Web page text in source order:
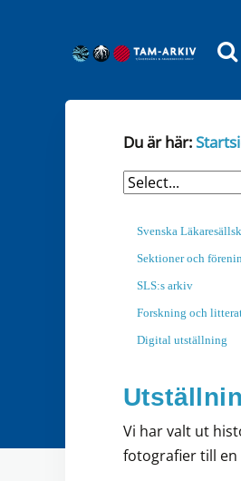
Du är här:
Svenska
Sektioner och
SLS:s arkiv
Forskning och
Digital utställning
Vi har valt ut
fotografier till